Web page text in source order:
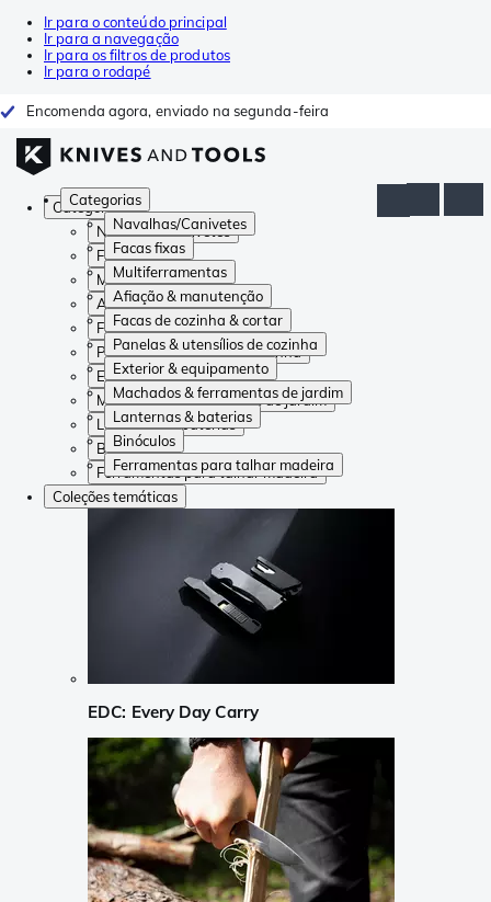
Ir para o conteúdo principal
Ir para a navegação
Ir para os filtros de produtos
Ir para o rodapé
Encomenda agora, enviado na segunda-feira
Categorias
Navalhas/Canivetes
Facas fixas
Multiferramentas
Afiação & manutenção
Facas de cozinha & cortar
Panelas & utensílios de cozinha
Exterior & equipamento
Machados & ferramentas de jardim
Lanternas & baterias
Binóculos
Ferramentas para talhar madeira
Categorias
Navalhas/Canivetes
Facas fixas
Multiferramentas
Afiação & manutenção
Facas de cozinha & cortar
Panelas & utensílios de cozinha
Exterior & equipamento
Machados & ferramentas de jardim
Lanternas & baterias
Binóculos
Ferramentas para talhar madeira
Coleções temáticas
EDC: Every Day Carry